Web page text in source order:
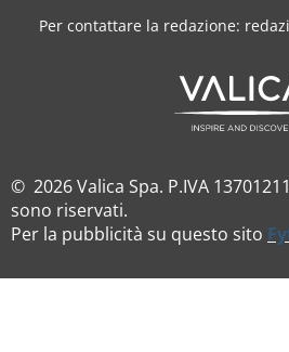
Per contattare la redazione:
© 2026 Valica Spa. P.IVA
sono riservati.
Per la pubblicità su questo sito